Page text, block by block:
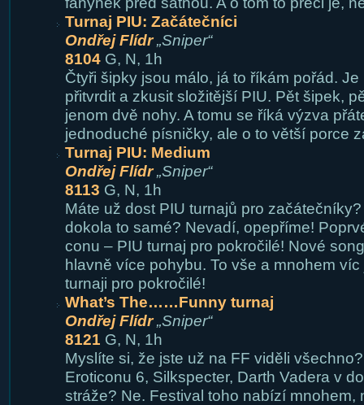
Turnaj PIU: Začátečníci
Ondřej Flídr „Sniper“
8104G, N, 1h
Čtyři šipky jsou málo, já to říkám pořád.
přitvrdit a zkusit složitější PIU. Pět šipek,
jenom dvě nohy. A tomu se říká výzva
jednoduché písničky, ale o to větší porce
Turnaj PIU: Medium
Ondřej Flídr „Sniper“
8113 G, N, 1h
Máte už dost PIU turnajů pro
dokola to samé? Nevadí, opepříme!
conu – PIU turnaj pro pokročilé! Nové
hlavně více pohybu. To vše a mnohem
turnaji pro pokročilé!
What’s The……Funny turnaj
Ondřej Flídr „Sniper“
8121 G, N, 1h
Myslíte si, že jste už na FF viděli
Eroticonu 6, Silkspecter, Darth Vadera v
stráže? Ne. Festival toho nabízí mnohem,